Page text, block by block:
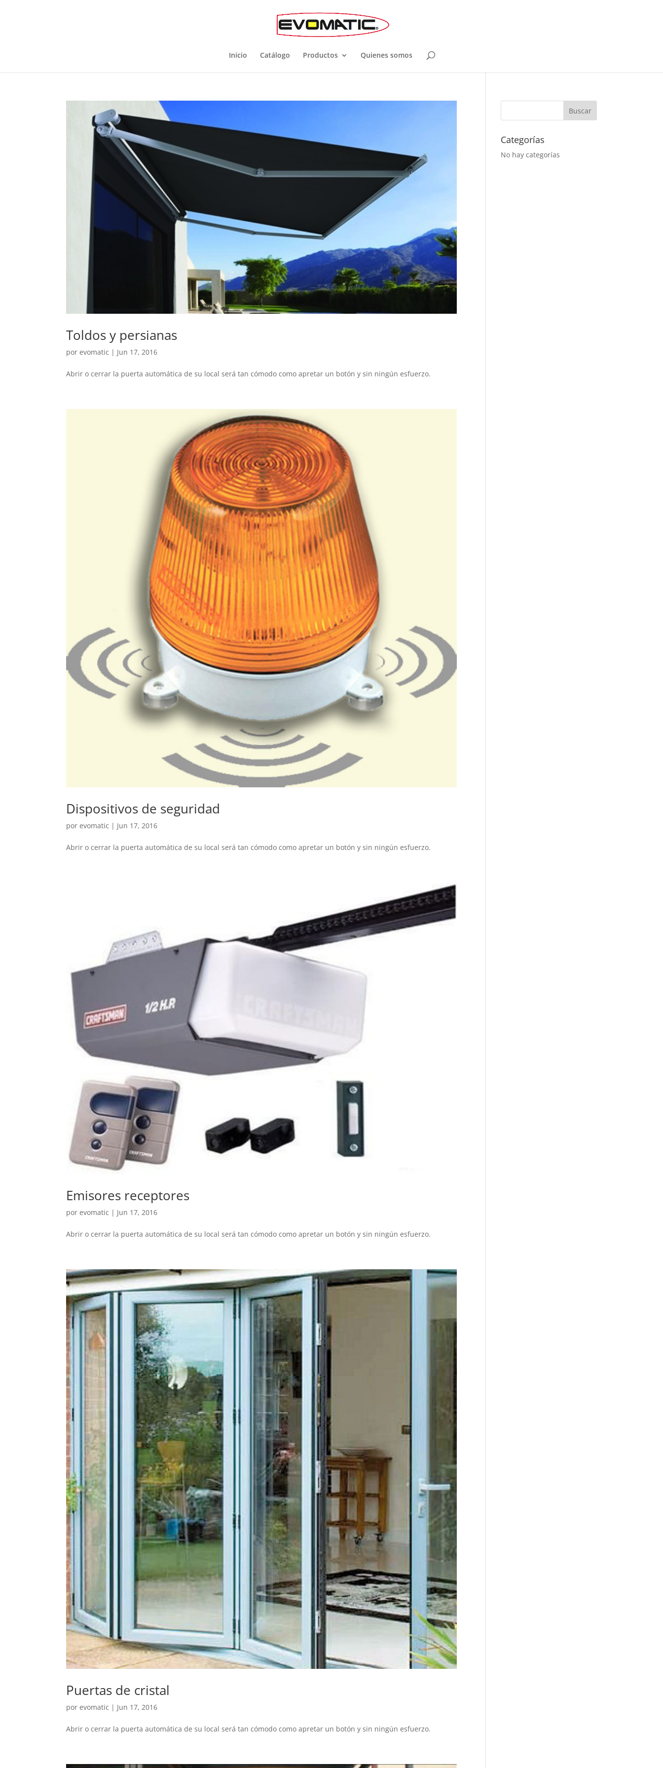
Inicio Catálogo Productos Quienes somos
Toldos y persianas
porevomatic | Jun 17, 2016
Abrir o cerrar la puerta automática de su local será tan cómodo como apretar un botón y sin ningún esfuerzo.
Dispositivos de seguridad
porevomatic | Jun 17, 2016
Abrir o cerrar la puerta automática de su local será tan cómodo como apretar un botón y sin ningún esfuerzo.
Emisores receptores
porevomatic | Jun 17, 2016
Abrir o cerrar la puerta automática de su local será tan cómodo como apretar un botón y sin ningún esfuerzo.
Puertas de cristal
porevomatic | Jun 17, 2016
Abrir o cerrar la puerta automática de su local será tan cómodo como apretar un botón y sin ningún esfuerzo.
Categorías
No hay categorías